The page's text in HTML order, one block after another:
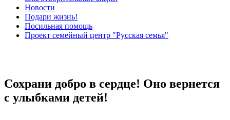
Новости
Подари жизнь!
Посильная помощь
Проект семейный центр "Русская семья"
Сохрани добро в сердце! Оно вернется
с улыбками детей!